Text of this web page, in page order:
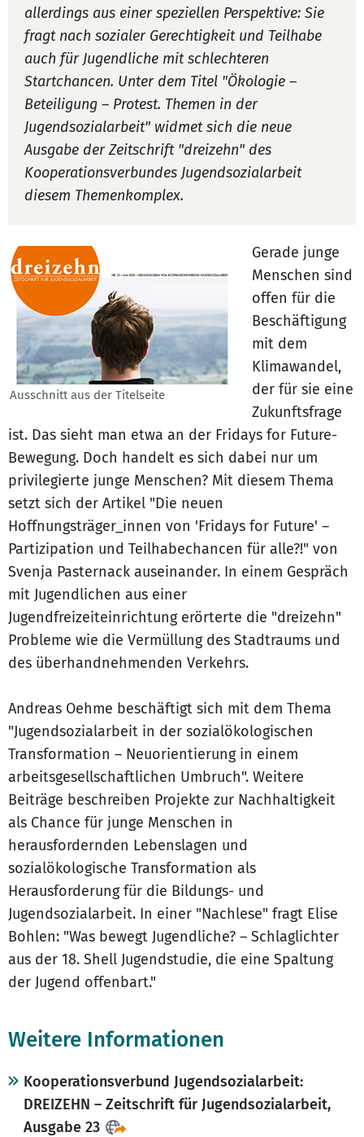
allerdings aus einer speziellen Perspektive: Sie
fragt nach sozialer Gerechtigkeit und Teilhabe
auch für Jugendliche mit schlechteren
Startchancen. Unter dem Titel "Ökologie –
Beteiligung – Protest. Themen in der
Jugendsozialarbeit" widmet sich die neue
Ausgabe der Zeitschrift "dreizehn" des
Kooperationsverbundes Jugendsozialarbeit
diesem Themenkomplex.
Ausschnitt aus der Titelseite
Gerade junge
Menschen sind
offen für die
Beschäftigung
mit dem
Klimawandel,
der für sie eine
Zukunftsfrage
ist. Das sieht man etwa an der Fridays for Future-
Bewegung. Doch handelt es sich dabei nur um
privilegierte junge Menschen? Mit diesem Thema
setzt sich der Artikel "Die neuen
Hoffnungsträger_innen von 'Fridays for Future' –
Partizipation und Teilhabechancen für alle?!" von
Svenja Pasternack auseinander. In einem Gespräch
mit Jugendlichen aus einer
Jugendfreizeiteinrichtung erörterte die "dreizehn"
Probleme wie die Vermüllung des Stadtraums und
des überhandnehmenden Verkehrs.
Andreas Oehme beschäftigt sich mit dem Thema
"Jugendsozialarbeit in der sozialökologischen
Transformation – Neuorientierung in einem
arbeitsgesellschaftlichen Umbruch". Weitere
Beiträge beschreiben Projekte zur Nachhaltigkeit
als Chance für junge Menschen in
herausfordernden Lebenslagen und
sozialökologische Transformation als
Herausforderung für die Bildungs- und
Jugendsozialarbeit. In einer "Nachlese" fragt Elise
Bohlen: "Was bewegt Jugendliche? – Schlaglichter
aus der 18. Shell Jugendstudie, die eine Spaltung
der Jugend offenbart."
Weitere Informationen
Kooperationsverbund Jugendsozialarbeit:
DREIZEHN – Zeitschrift für Jugendsozialarbeit,
Ausgabe 23